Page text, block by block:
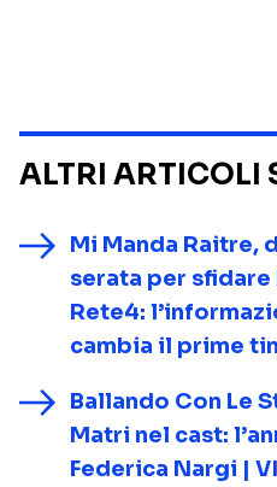
ALTRI ARTICOLI
Mi Manda Raitre,
serata per
Rete4:
cambia il prime
Ballando Con Le
Matri nel cast:
Federica Nargi |